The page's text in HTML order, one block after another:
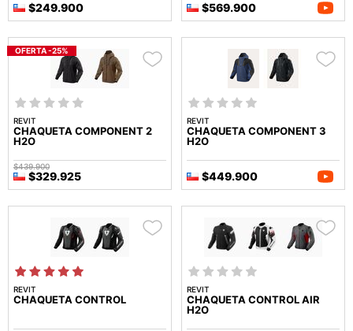
$249.900 $569.900
OFERTA -25%
REVIT
CHAQUETA COMPONENT 2
H2O
$329.925
$439.900
REVIT
CHAQUETA COMPONENT 3
H2O
$449.900
REVIT
CHAQUETA CONTROL
REVIT
CHAQUETA CONTROL AIR
H2O